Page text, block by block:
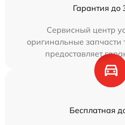
Гарантия до
Сервисный центр
оригинальные запчасти
предоставляет
Бесплатная